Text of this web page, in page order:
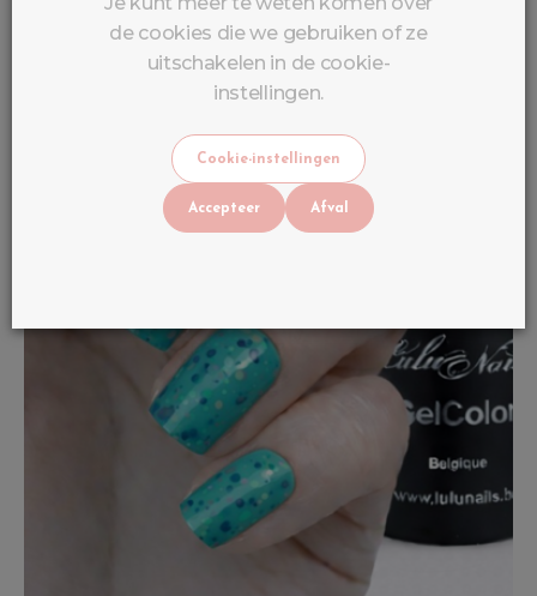
de cookies die we gebruiken of ze
uitschakelen in de cookie-
instellingen.
Cookie-instellingen
Accepteer Afval